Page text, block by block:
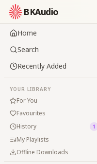
BKAudio
Home
Search
Recently Added
YOUR LIBRARY
For You
Favourites
History
1
My Playlists
Offline Downloads